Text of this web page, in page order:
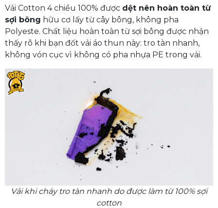
Vải Cotton 4 chiều 100% được dệt nên hoàn toàn từ
sợi bông hữu cơ lấy từ cây bông, không pha
Polyeste. Chất liệu hoàn toàn từ sợi bông được nhận
thấy rõ khi bạn đốt vải áo thun này: tro tàn nhanh,
không vón cục vì không có pha nhựa PE trong vải.
Vải khi cháy tro tàn nhanh do được làm từ 100% sợi
cotton